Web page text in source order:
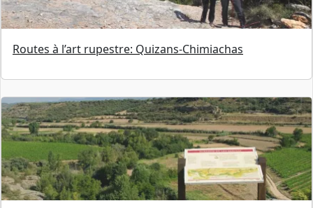
Routes à l’art rupestre: Quizans-Chimiachas